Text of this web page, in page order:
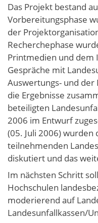
Das Projekt bestand
Vorbereitungsphase
der
Recherchephase
Printmedien und
Gespräche mit
Auswertungs- und
die Ergebnisse
beteiligten
2006 im Entwurf
(05. Juli 2006) wurden
teilnehmenden
diskutiert und das
Im nächsten Schritt
Hochschulen
moderierend auf
Landesunfallkassen/